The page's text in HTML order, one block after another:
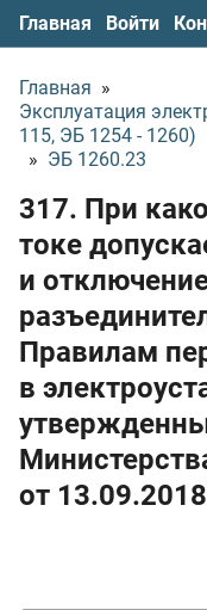
Главная Войти
Главная »
Эксплуатация
115, ЭБ 1254 - 1260)
» ЭБ 1260.23
317. При
токе
и
Правилам
в
от